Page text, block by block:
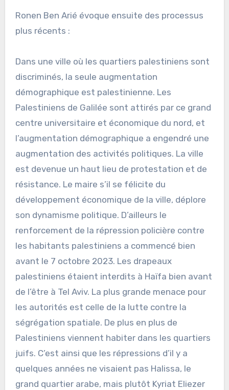
Ronen Ben Arié évoque ensuite des processus
plus récents :
Dans une ville où les quartiers palestiniens sont
discriminés, la seule augmentation
démographique est palestinienne. Les
Palestiniens de Galilée sont attirés par ce grand
centre universitaire et économique du nord, et
l’augmentation démographique a engendré une
augmentation des activités politiques. La ville
est devenue un haut lieu de protestation et de
résistance. Le maire s’il se félicite du
développement économique de la ville, déplore
son dynamisme politique. D’ailleurs le
renforcement de la répression policière contre
les habitants palestiniens a commencé bien
avant le 7 octobre 2023. Les drapeaux
palestiniens étaient interdits à Haïfa bien avant
de l’être à Tel Aviv. La plus grande menace pour
les autorités est celle de la lutte contre la
ségrégation spatiale. De plus en plus de
Palestiniens viennent habiter dans les quartiers
juifs. C’est ainsi que les répressions d’il y a
quelques années ne visaient pas Halissa, le
grand quartier arabe, mais plutôt Kyriat Eliezer